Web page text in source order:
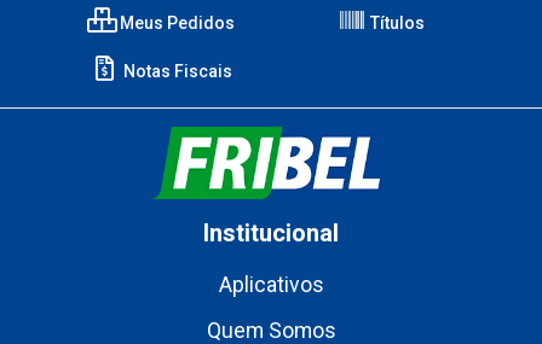
Meus Pedidos Títulos
Notas Fiscais
Institucional
Aplicativos
Quem Somos